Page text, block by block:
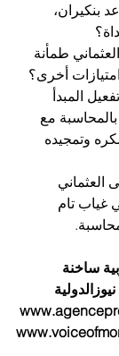
بنكيران،
طمأنة
أخرى؟
المبدأ
مع
وتمجيده
العثماني
تام
ساخنة